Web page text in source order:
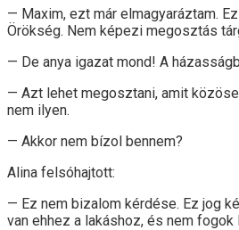
— Maxim, ezt már elmagyaráztam.
Örökség. Nem képezi megosztás
— De anya igazat mond! A
— Azt lehet megosztani, amit
nem ilyen.
— Akkor nem bízol bennem?
Alina felsóhajtott:
— Ez nem bizalom kérdése. Ez jog
van ehhez a lakáshoz, és nem fogok